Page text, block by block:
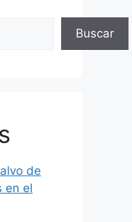
Buscar
de
en el